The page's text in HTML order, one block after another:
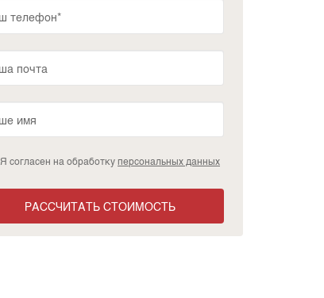
Я согласен на обработкуперсональных данных
РАССЧИТАТЬ СТОИМОСТЬ